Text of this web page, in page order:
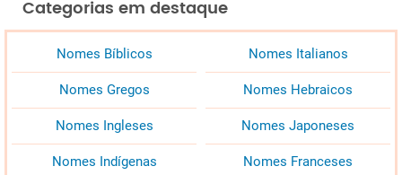
Categorias em destaque
Nomes Bíblicos Nomes Italianos
Nomes Gregos Nomes Hebraicos
Nomes Ingleses Nomes Japoneses
Nomes Indígenas Nomes Franceses